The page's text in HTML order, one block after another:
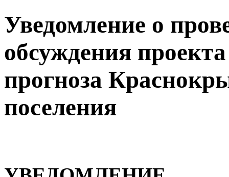
Уведомление о
обсуждения
прогноза
поселения